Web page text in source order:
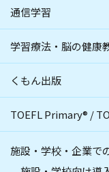
通信学習
学習療法・脳の健康
くもん出版
TOEFL Primary® /
施設・学校・企業で